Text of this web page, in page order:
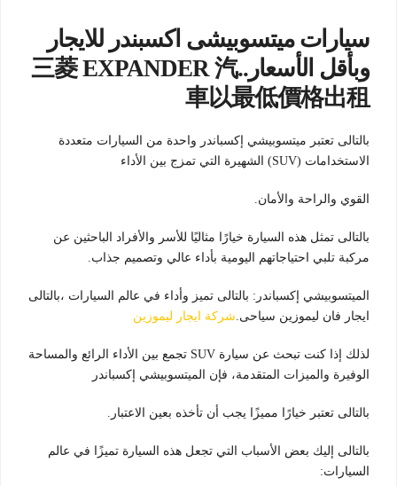
سيارات ميتسوبيشى اكسبندر للايجار
وبأقل الأسعار..三菱 EXPANDER 汽
車以最低價格出租
بالتالى تعتبر ميتسوبيشي إكسباندر واحدة من السيارات متعددة
الاستخدامات (SUV) الشهيرة التي تمزج بين الأداء
القوي والراحة والأمان.
بالتالى تمثل هذه السيارة خيارًا مثاليًا للأسر والأفراد الباحثين عن
مركبة تلبي احتياجاتهم اليومية بأداء عالي وتصميم جذاب.
الميتسوبيشي إكسباندر: بالتالى تميز وأداء في عالم السيارات ،بالتالى
ايجار فان ليموزين سياحى.شركة ايجار ليموزين
لذلك إذا كنت تبحث عن سيارة SUV تجمع بين الأداء الرائع والمساحة
الوفيرة والميزات المتقدمة، فإن الميتسوبيشي إكسباندر
بالتالى تعتبر خيارًا مميزًا يجب أن تأخذه بعين الاعتبار.
بالتالى إليك بعض الأسباب التي تجعل هذه السيارة تميزًا في عالم
السيارات: